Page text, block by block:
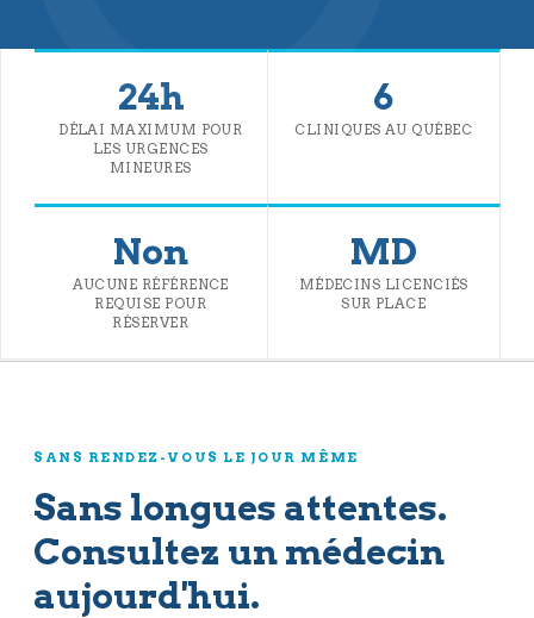
24h
DÉLAI MAXIMUM POUR
LES URGENCES
MINEURES
6
CLINIQUES AU QUÉBEC
Non
AUCUNE RÉFÉRENCE
REQUISE POUR
RÉSERVER
MD
MÉDECINS LICENCIÉS
SUR PLACE
SANS RENDEZ-VOUS LE JOUR MÊME
Sans longues attentes.
Consultez un médecin
aujourd'hui.